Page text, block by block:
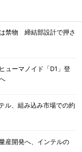
禁物 締結部設計で押さ
ーマノイド「D1」登
ル、組み込み市場での約
産開発へ、インテルの